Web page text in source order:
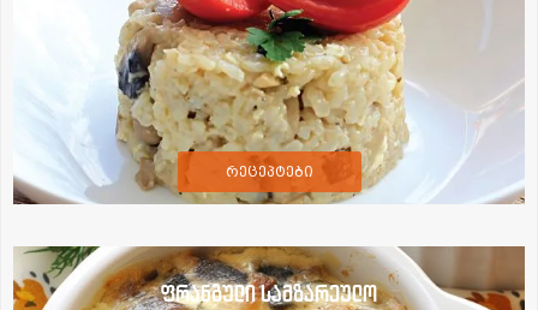
რეცეპტები
ფრანგული სამზარეულო